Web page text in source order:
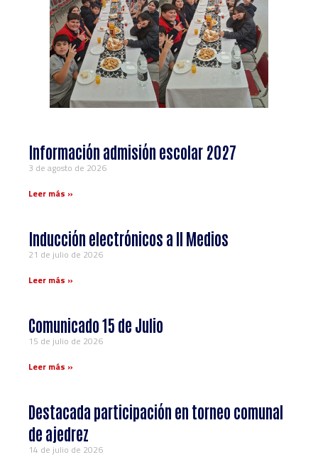
Información admisión escolar 2027
3 de agosto de 2026
Leer más »
Inducción electrónicos a ll Medios
21 de julio de 2026
Leer más »
Comunicado 15 de Julio
15 de julio de 2026
Leer más »
Destacada participación en torneo comunal
de ajedrez
14 de julio de 2026